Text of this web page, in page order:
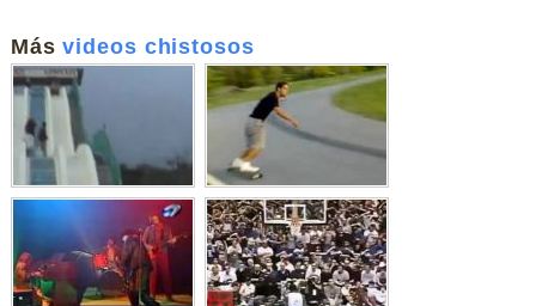
Másvideos chistosos